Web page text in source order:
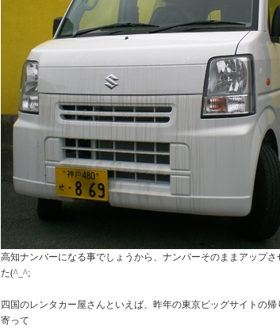
高知ナンバーになる事でしょうから、ナンバーそのままアップさ
た(^_^;
四国のレンタカー屋さんといえば、昨年の東京ビッグサイトの帰
寄って